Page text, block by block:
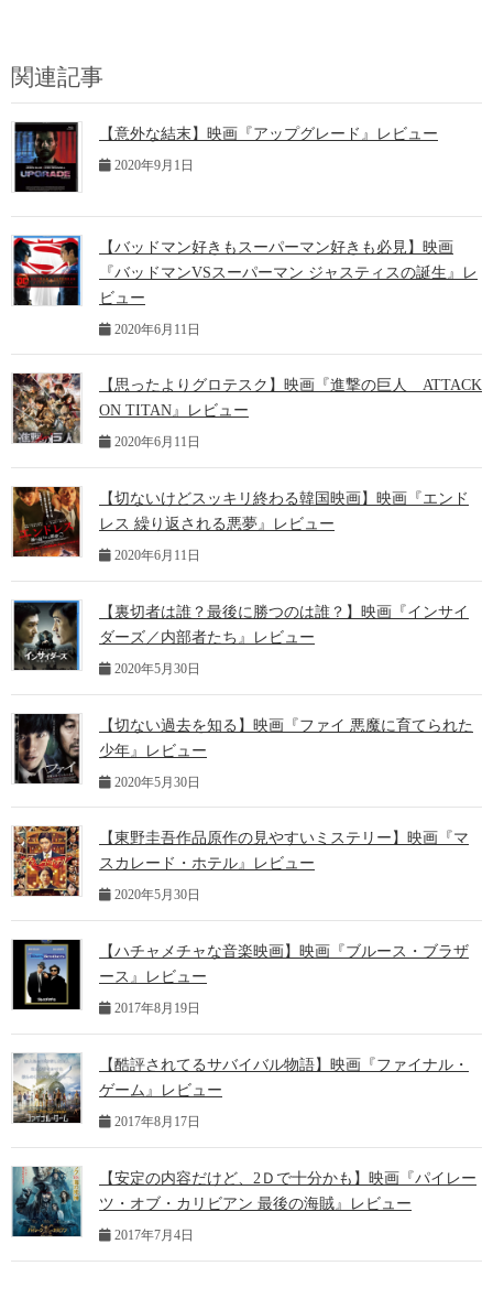
関連記事
【意外な結末】映画『アップグレード』レビュー
2020年9月1日
【バッドマン好きもスーパーマン好きも必見】映画
『バッドマンVSスーパーマン ジャスティスの誕生』レ
ビュー
2020年6月11日
【思ったよりグロテスク】映画『進撃の巨人 ATTACK
ON TITAN』レビュー
2020年6月11日
【切ないけどスッキリ終わる韓国映画】映画『エンド
レス 繰り返される悪夢』レビュー
2020年6月11日
【裏切者は誰？最後に勝つのは誰？】映画『インサイ
ダーズ／内部者たち』レビュー
2020年5月30日
【切ない過去を知る】映画『ファイ 悪魔に育てられた
少年』レビュー
2020年5月30日
【東野圭吾作品原作の見やすいミステリー】映画『マ
スカレード・ホテル』レビュー
2020年5月30日
【ハチャメチャな音楽映画】映画『ブルース・ブラザ
ース』レビュー
2017年8月19日
【酷評されてるサバイバル物語】映画『ファイナル・
ゲーム』レビュー
2017年8月17日
【安定の内容だけど、2Ｄで十分かも】映画『パイレー
ツ・オブ・カリビアン 最後の海賊』レビュー
2017年7月4日